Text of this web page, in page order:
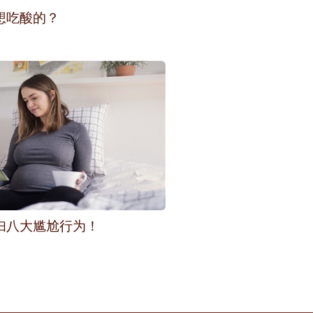
吃酸的？
大尴尬行为！